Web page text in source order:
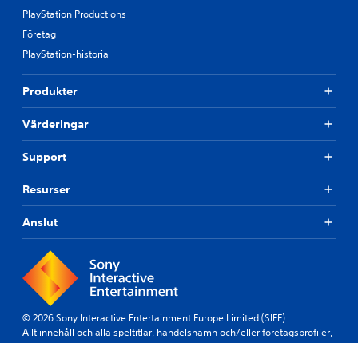
PlayStation Productions
Företag
PlayStation-historia
Produkter
Värderingar
Support
Resurser
Anslut
© 2026 Sony Interactive Entertainment Europe Limited (SIEE)
Allt innehåll och alla speltitlar, handelsnamn och/eller företagsprofiler,